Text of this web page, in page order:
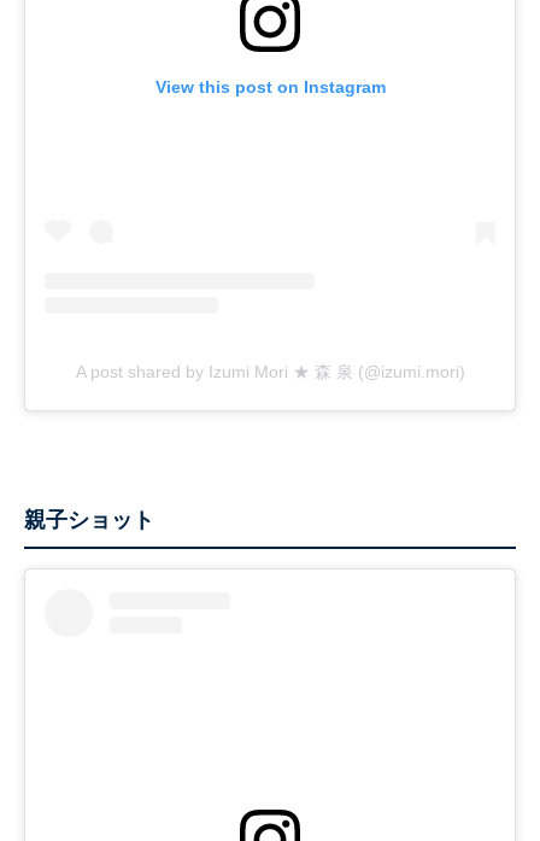
View this post on Instagram
A post shared by Izumi Mori ★ 森 泉 (@izumi.mori)
親子ショット